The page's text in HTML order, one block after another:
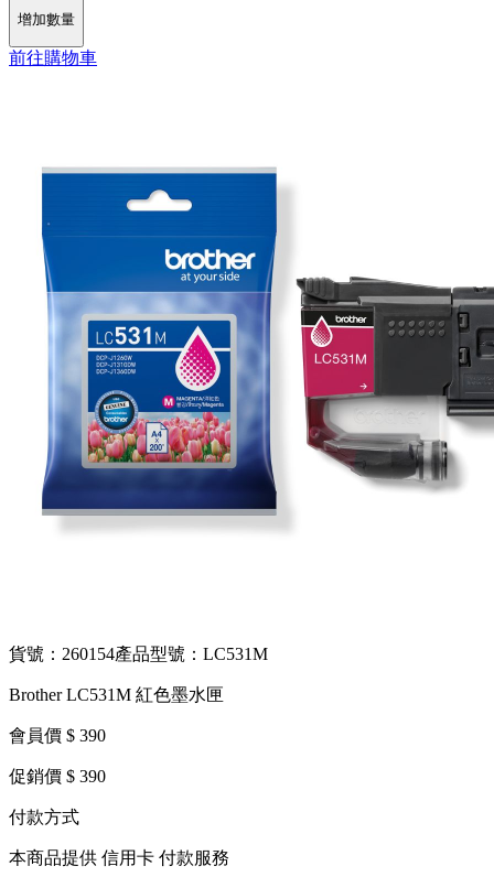
增加數量
前往購物車
貨號：260154產品型號：LC531M
Brother LC531M 紅色墨水匣
會員價 $ 390
促銷價 $ 390
付款方式
本商品提供 信用卡 付款服務